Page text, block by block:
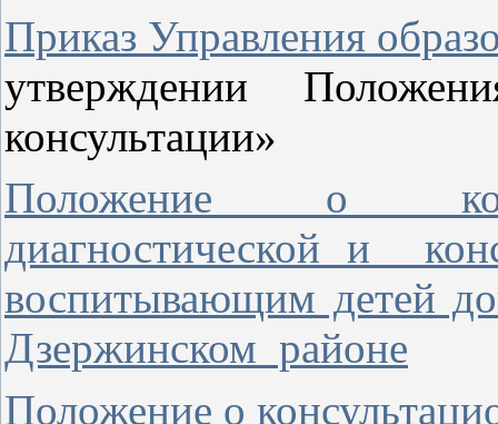
Приказ Управления
утверждении
консультации»
Положение о
диагностической и
воспитывающим детей
Дзержинском районе
Положение о